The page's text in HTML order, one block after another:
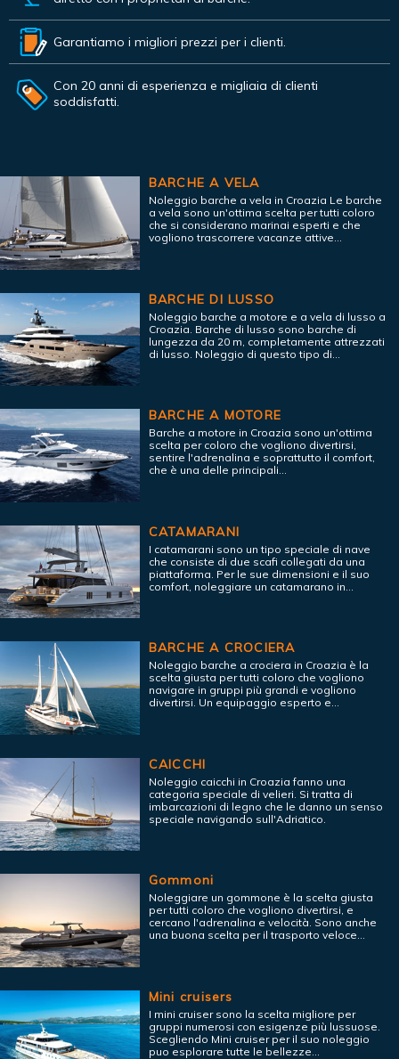
Garantiamo i migliori prezzi per i clienti.
Con 20 anni di esperienza e migliaia di clienti
soddisfatti.
BARCHE A VELA
Noleggio barche a vela in Croazia Le barche
a vela sono un'ottima scelta per tutti coloro
che si considerano marinai esperti e che
vogliono trascorrere vacanze attive...
BARCHE DI LUSSO
Noleggio barche a motore e a vela di lusso a
Croazia. Barche di lusso sono barche di
lungezza da 20 m, completamente attrezzati
di lusso. Noleggio di questo tipo di...
BARCHE A MOTORE
Barche a motore in Croazia sono un'ottima
scelta per coloro che vogliono divertirsi,
sentire l'adrenalina e soprattutto il comfort,
che è una delle principali...
CATAMARANI
I catamarani sono un tipo speciale di nave
che consiste di due scafi collegati da una
piattaforma. Per le sue dimensioni e il suo
comfort, noleggiare un catamarano in...
BARCHE A CROCIERA
Noleggio barche a crociera in Croazia è la
scelta giusta per tutti coloro che vogliono
navigare in gruppi più grandi e vogliono
divertirsi. Un equipaggio esperto e...
CAICCHI
Noleggio caicchi in Croazia fanno una
categoria speciale di velieri. Si tratta di
imbarcazioni di legno che le danno un senso
speciale navigando sull'Adriatico.
Gommoni
Noleggiare un gommone è la scelta giusta
per tutti coloro che vogliono divertirsi, e
cercano l'adrenalina e velocità. Sono anche
una buona scelta per il trasporto veloce...
Mini cruisers
I mini cruiser sono la scelta migliore per
gruppi numerosi con esigenze più lussuose.
Scegliendo Mini cruiser per il suo noleggio
puo esplorare tutte le bellezze...